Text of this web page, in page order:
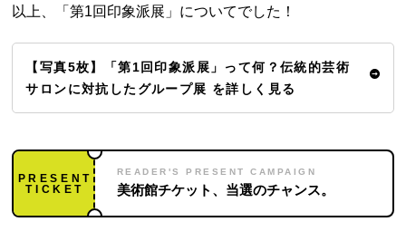
以上、「第1回印象派展」についてでした！
【写真5枚】「第1回印象派展」って何？伝統的芸術
サロンに対抗したグループ展 を詳しく見る
PRESENT
TICKET
READER'S PRESENT CAMPAIGN
美術館チケット、当選のチャンス。